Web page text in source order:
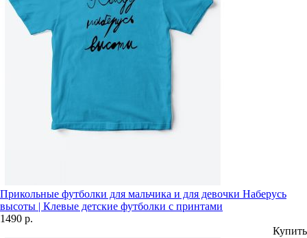
Прикольные футболки для мальчика и для девочки Наберусь
высоты | Клевые детские футболки с принтами
1490 р.
Купить